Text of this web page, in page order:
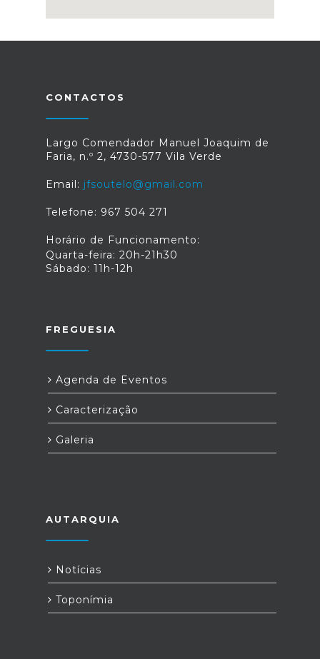
CONTACTOS
Largo Comendador Manuel Joaquim de
Faria, n.º 2, 4730-577 Vila Verde
Email: jfsoutelo@gmail.com
Telefone: 967 504 271
Horário de Funcionamento:
Quarta-feira: 20h-21h30
Sábado: 11h-12h
FREGUESIA
Agenda de Eventos
Caracterização
Galeria
AUTARQUIA
Notícias
Toponímia